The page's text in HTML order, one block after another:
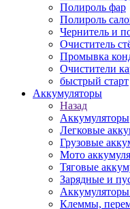
Полироль фар
Полироль
Чернитель и
Очиститель
Промывка
Очистители
быстрый старт
Аккумуляторы
Назад
Аккумуляторы
Легковые
Грузовые
Мото
Тяговые
Зарядные и
Клеммы,